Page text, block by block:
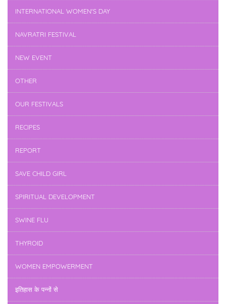
INTERNATIONAL WOMEN'S DAY
NAVRATRI FESTIVAL
NEW EVENT
OTHER
OUR FESTIVALS
RECIPES
REPORT
SAVE CHILD GIRL
SPIRITUAL DEVELOPMENT
SWINE FLU
THYROID
WOMEN EMPOWERMENT
इतिहास के पन्नों से